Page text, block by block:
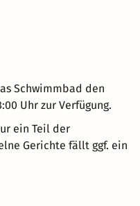
Schwimmbad den
Uhr zur Verfügung.
ein Teil der
Gerichte fällt ggf. ein